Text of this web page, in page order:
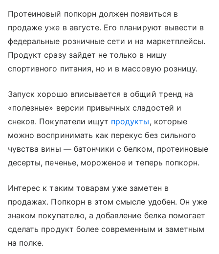
Протеиновый попкорн должен появиться в
продаже уже в августе. Его планируют вывести в
федеральные розничные сети и на маркетплейсы.
Продукт сразу зайдет не только в нишу
спортивного питания, но и в массовую розницу.
Запуск хорошо вписывается в общий тренд на
«полезные» версии привычных сладостей и
снеков. Покупатели ищут продукты, которые
можно воспринимать как перекус без сильного
чувства вины — батончики с белком, протеиновые
десерты, печенье, мороженое и теперь попкорн.
Интерес к таким товарам уже заметен в
продажах. Попкорн в этом смысле удобен. Он уже
знаком покупателю, а добавление белка помогает
сделать продукт более современным и заметным
на полке.